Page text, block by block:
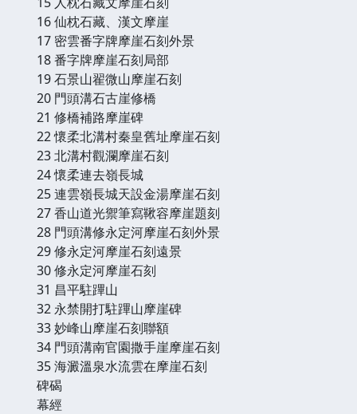
16 仙枕石藏、漢文摩崖
17 密雲番字牌摩崖石刻外景
18 番字牌摩崖石刻局部
19 石景山翟微山摩崖石刻
20 門頭溝石古崖修橋
21 修橋補路摩崖碑
22 懷柔北溝村秦皇舊址摩崖石刻
23 北溝村觀瀾摩崖石刻
24 懷柔連去嶺長城
25 連雲嶺長城天設金湯摩崖石刻
27 香山道光禦筆寫鞦容摩崖題刻
28 門頭溝修永定河摩崖石刻外景
29 修永定河摩崖石刻遠景
30 修永定河摩崖石刻
31 昌平駐蹕山
32 永禁開打駐蹕山摩崖碑
33 妙峰山摩崖石刻聯額
34 門頭溝南官園撒手崖摩崖石刻
35 海澱溫泉水流雲在摩崖石刻
碑碣
幕經